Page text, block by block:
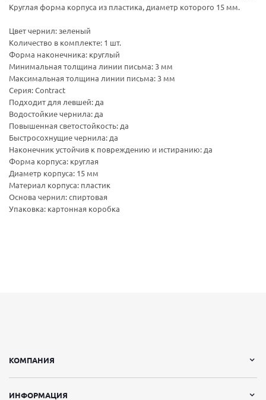
Круглая форма корпуса из пластика, диаметр которого 15 мм.
Цвет чернил: зеленый
Количество в комплекте: 1 шт.
Форма наконечника: круглый
Минимальная толщина линии письма: 3 мм
Максимальная толщина линии письма: 3 мм
Серия: Contract
Подходит для левшей: да
Водостойкие чернила: да
Повышенная светостойкость: да
Быстросохнущие чернила: да
Наконечник устойчив к повреждению и истиранию: да
Форма корпуса: круглая
Диаметр корпуса: 15 мм
Материал корпуса: пластик
Основа чернил: спиртовая
Упаковка: картонная коробка
КОМПАНИЯ
ИНФОРМАЦИЯ